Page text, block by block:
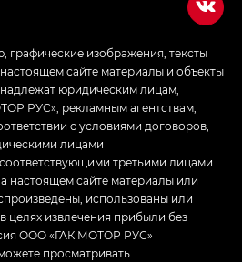
графические изображения, тексты
сайте материалы и объекты
юридическим лицам,
РУС», рекламным агентствам,
с условиями договоров,
лицами
третьими лицами.
настоящем сайте материалы или
использованы или
целях извлечения прибыли без
ООО «ГАК МОТОР РУС»
просматривать